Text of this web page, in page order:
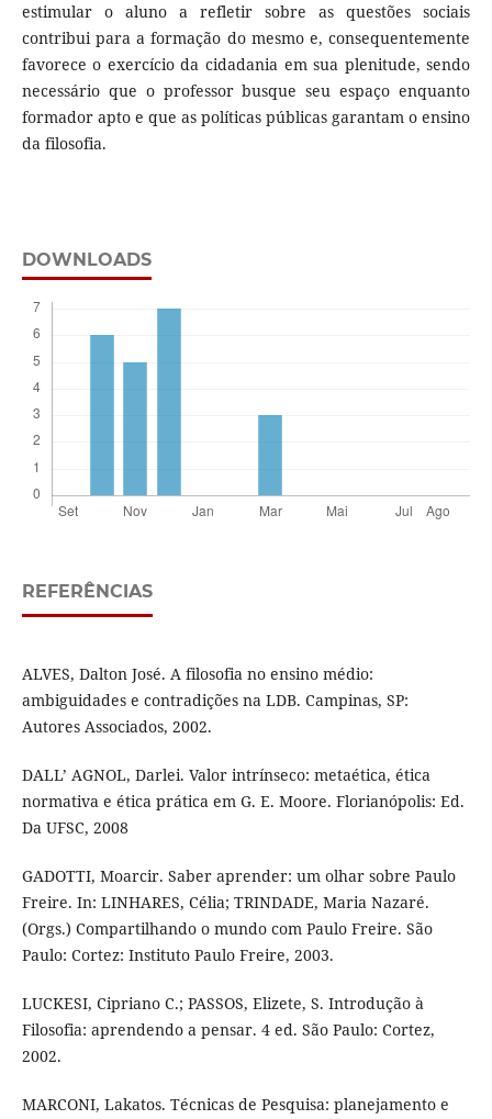
estimular o aluno a refletir sobre as questões sociais
contribui para a formação do mesmo e, consequentemente
favorece o exercício da cidadania em sua plenitude, sendo
necessário que o professor busque seu espaço enquanto
formador apto e que as políticas públicas garantam o ensino
da filosofia.
DOWNLOADS
REFERÊNCIAS
ALVES, Dalton José. A filosofia no ensino médio:
ambiguidades e contradições na LDB. Campinas, SP:
Autores Associados, 2002.
DALL’ AGNOL, Darlei. Valor intrínseco: metaética, ética
normativa e ética prática em G. E. Moore. Florianópolis: Ed.
Da UFSC, 2008
GADOTTI, Moarcir. Saber aprender: um olhar sobre Paulo
Freire. In: LINHARES, Célia; TRINDADE, Maria Nazaré.
(Orgs.) Compartilhando o mundo com Paulo Freire. São
Paulo: Cortez: Instituto Paulo Freire, 2003.
LUCKESI, Cipriano C.; PASSOS, Elizete, S. Introdução à
Filosofia: aprendendo a pensar. 4 ed. São Paulo: Cortez,
2002.
MARCONI, Lakatos. Técnicas de Pesquisa: planejamento e